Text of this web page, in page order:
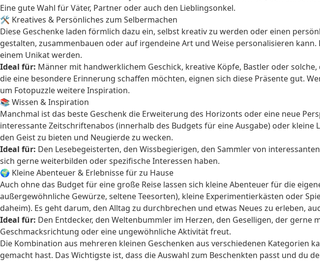
Eine gute Wahl für Väter, Partner oder auch den Lieblingsonkel.
🛠️ Kreatives & Persönliches zum Selbermachen
Diese Geschenke laden förmlich dazu ein, selbst kreativ zu werden oder einen
gestalten, zusammenbauen oder auf irgendeine Art und Weise personalisieren
einem Unikat werden.
Ideal für: Männer mit handwerklichem Geschick, kreative Köpfe, Bastler oder
die eine besondere Erinnerung schaffen möchten, eignen sich diese Präsente gut.
um Fotopuzzleweitere Inspiration.
📚 Wissen & Inspiration
Manchmal ist das beste Geschenk die Erweiterung des Horizonts oder eine neue
interessante Zeitschriftenabos (innerhalb des Budgets für eine Ausgabe) oder
den Geist zu bieten und Neugierde zu wecken.
Ideal für: Den Lesebegeisterten, den Wissbegierigen, den Sammler von
sich gerne weiterbilden oder spezifische Interessen haben.
🌍 Kleine Abenteuer & Erlebnisse für zu Hause
Auch ohne das Budget für eine große Reise lassen sich kleine Abenteuer für die
außergewöhnliche Gewürze, seltene Teesorten), kleine Experimentierkästen oder
daheim). Es geht darum, den Alltag zu durchbrechen und etwas Neues zu erleben,
Ideal für: Den Entdecker, den Weltenbummler im Herzen, den Geselligen, der
Geschmacksrichtung oder eine ungewöhnliche Aktivität freut.
Die Kombination aus mehreren kleinen Geschenken aus verschiedenen Kategorien
gemacht hast. Das Wichtigste ist, dass die Auswahl zum Beschenkten passt und du